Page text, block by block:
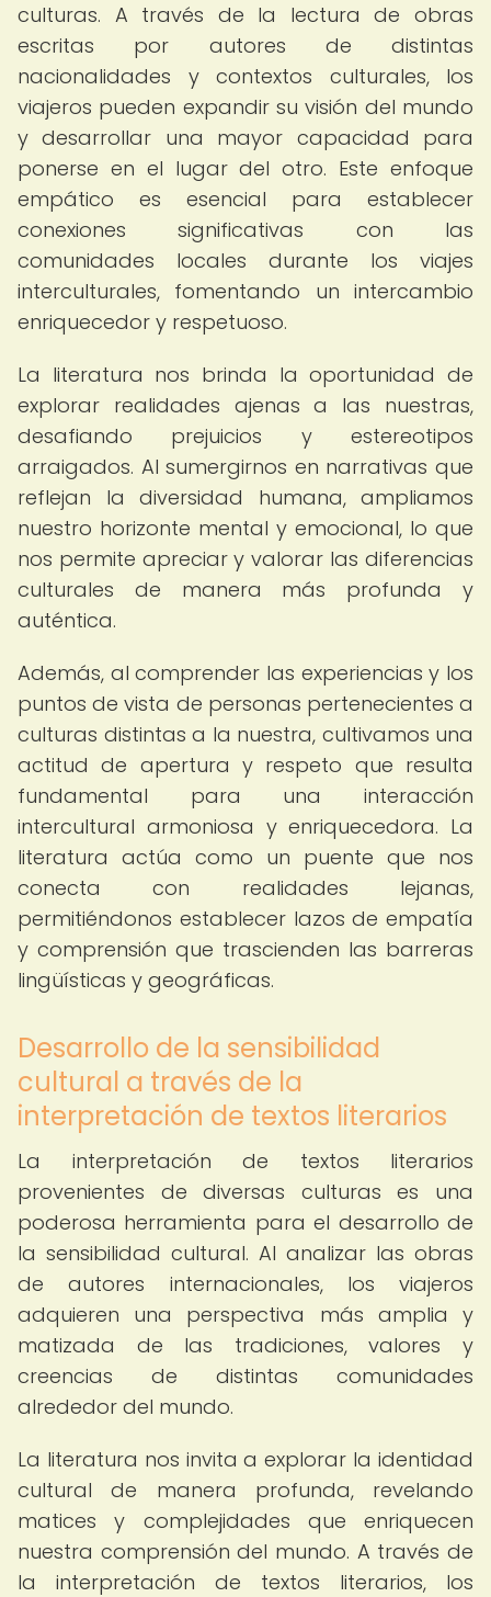
culturas. A través de la lectura de obras
escritas por autores de distintas
nacionalidades y contextos culturales, los
viajeros pueden expandir su visión del mundo
y desarrollar una mayor capacidad para
ponerse en el lugar del otro. Este enfoque
empático es esencial para establecer
conexiones significativas con las
comunidades locales durante los viajes
interculturales, fomentando un intercambio
enriquecedor y respetuoso.
La literatura nos brinda la oportunidad de
explorar realidades ajenas a las nuestras,
desafiando prejuicios y estereotipos
arraigados. Al sumergirnos en narrativas que
reflejan la diversidad humana, ampliamos
nuestro horizonte mental y emocional, lo que
nos permite apreciar y valorar las diferencias
culturales de manera más profunda y
auténtica.
Además, al comprender las experiencias y los
puntos de vista de personas pertenecientes a
culturas distintas a la nuestra, cultivamos una
actitud de apertura y respeto que resulta
fundamental para una interacción
intercultural armoniosa y enriquecedora. La
literatura actúa como un puente que nos
conecta con realidades lejanas,
permitiéndonos establecer lazos de empatía
y comprensión que trascienden las barreras
lingüísticas y geográficas.
Desarrollo de la sensibilidad
cultural a través de la
interpretación de textos literarios
La interpretación de textos literarios
provenientes de diversas culturas es una
poderosa herramienta para el desarrollo de
la sensibilidad cultural. Al analizar las obras
de autores internacionales, los viajeros
adquieren una perspectiva más amplia y
matizada de las tradiciones, valores y
creencias de distintas comunidades
alrededor del mundo.
La literatura nos invita a explorar la identidad
cultural de manera profunda, revelando
matices y complejidades que enriquecen
nuestra comprensión del mundo. A través de
la interpretación de textos literarios, los